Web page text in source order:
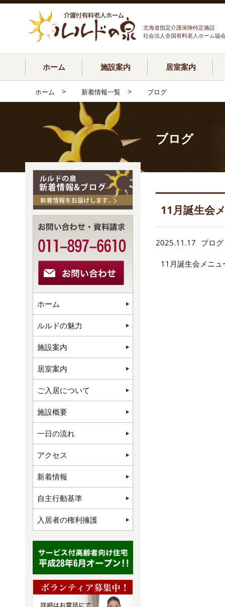
北海道指定介護保険特定施設
社会法人全国有料老人ホーム協
ホーム 施設案内 居室案内
ホーム > 新着情報一覧 > ブログ
ブログ
11月誕生会
2025.11.17 ブログ
11月誕生会メニュ
ホーム
ルルドの魅力
施設案内
居室案内
ご入居について
施設概要
一日の流れ
アクセス
新着情報
自主行動基準
入居者の権利擁護